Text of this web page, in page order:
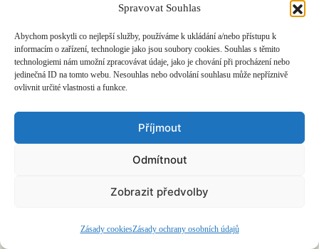
Spravovat Souhlas
Abychom poskytli co nejlepší služby, používáme k ukládání a/nebo přístupu k
informacím o zařízení, technologie jako jsou soubory cookies. Souhlas s těmito
technologiemi nám umožní zpracovávat údaje, jako je chování při procházení nebo
jedinečná ID na tomto webu. Nesouhlas nebo odvolání souhlasu může nepříznivě
ovlivnit určité vlastnosti a funkce.
Příjmout
Odmítnout
Zobrazit předvolby
Zásady cookiesZásady ochrany osobních údajů
ČASOPIS O JINÉ HUDBĚ | vydáváHudební informační středisko
založeno 2001 | Kontaktujte nás:info@hisvoice.cz
©2026 HISvoice – design a adminAtelier Dokument